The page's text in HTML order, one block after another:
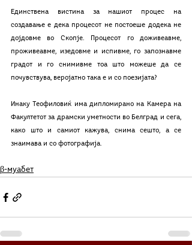
Единствена вистина за нашиот процес на
создавање е дека процесот не постоеше додека не
дојдовме во Скопје. Процесот го доживеавме,
проживеавме, изедовме и испивме, го запознавме
градот и го снимивме тоа што можеше да се
почувствува, веројатно така е и со поезијата?
Инаку Теофиловиќ има дипломирано на Камера на
Факултетот за драмски уметности во Белград и сега,
како што и самиот кажува, снима сешто, а се
знаимава и со фотографија.
β-муабет